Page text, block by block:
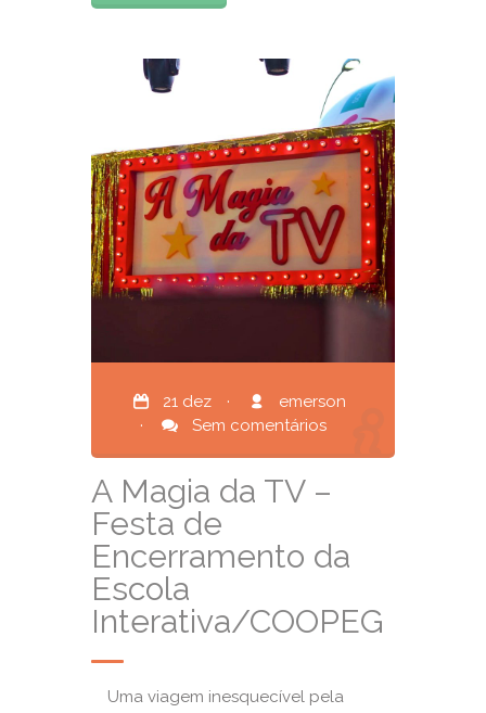
21 dez ·
emerson
·
Sem comentários
A Magia da TV –
Festa de
Encerramento da
Escola
Interativa/COOPEG
Uma viagem inesquecível pela